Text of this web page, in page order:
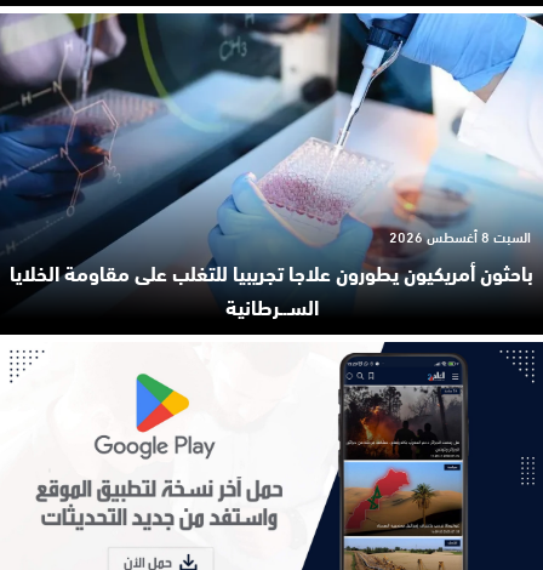
باحثون أمريكيون يطورون علاجا تجريبيا للتغلب على مقاومة الخلايا
السـ.ـرطانية
السبت 8 أغسطس 2026